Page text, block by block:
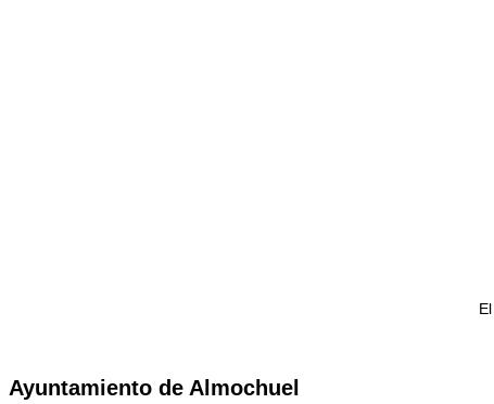
El
Ayuntamiento de Almochuel